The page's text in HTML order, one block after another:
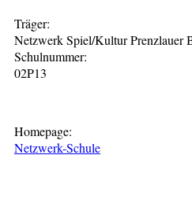
Träger:
Netzwerk Spiel/Kultur Prenzlauer
Schulnummer:
02P13
Homepage:
Netzwerk-Schule